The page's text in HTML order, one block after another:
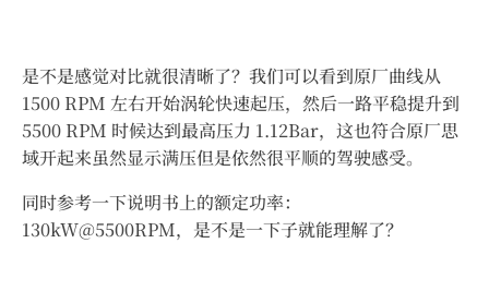
是不是感觉对比就很清晰了？我们可以看到原厂曲线从
1500 RPM 左右开始涡轮快速起压，然后一路平稳提升到
5500 RPM 时候达到最高压力 1.12Bar，这也符合原厂思
域开起来虽然显示满压但是依然很平顺的驾驶感受。
同时参考一下说明书上的额定功率：
130kW@5500RPM，是不是一下子就能理解了？